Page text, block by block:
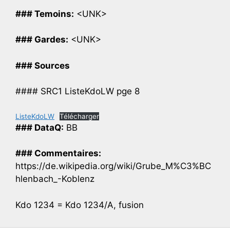
### Temoins: <UNK>
### Gardes: <UNK>
### Sources
#### SRC1 ListeKdoLW pge 8
ListeKdoLW Télécharger
### DataQ: BB
### Commentaires:
https://de.wikipedia.org/wiki/Grube_M%C3%BC
hlenbach_-Koblenz
Kdo 1234 = Kdo 1234/A, fusion